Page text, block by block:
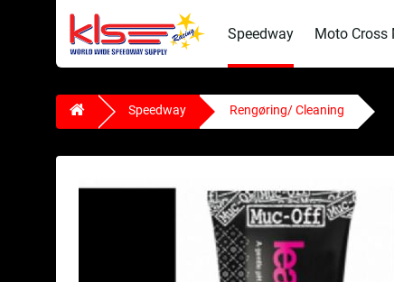
Speedway Moto Cross
Speedway Rengøring/ Cleaning